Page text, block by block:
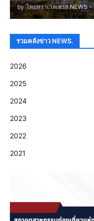
by ไทยทราเวลเพรส NEWS -
รวมคลังข่าว NEWS.
2026
2025
2024
2023
2022
2021